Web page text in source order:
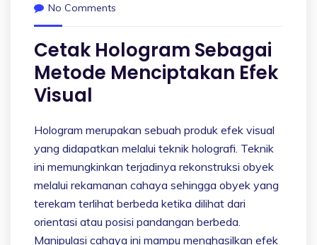
No Comments
Cetak Hologram Sebagai
Metode Menciptakan Efek
Visual
Hologram merupakan sebuah produk efek visual
yang didapatkan melalui teknik holografi. Teknik
ini memungkinkan terjadinya rekonstruksi obyek
melalui rekamanan cahaya sehingga obyek yang
terekam terlihat berbeda ketika dilihat dari
orientasi atau posisi pandangan berbeda.
Manipulasi cahaya ini mampu menghasilkan efek